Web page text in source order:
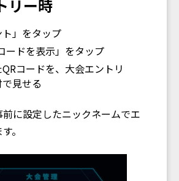
リー時
ト」をタップ
ードを表示」をタップ
コードを、大会エントリ
見せる
前に設定したニックネームでエ
。